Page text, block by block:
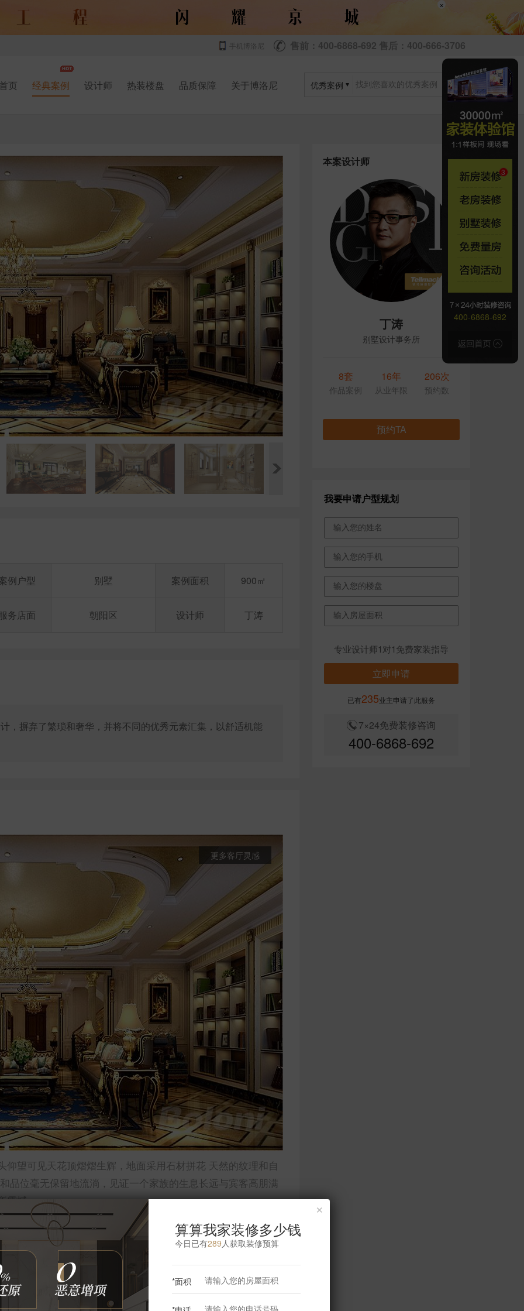
×
手机博洛尼 售前：400-6868-692 售后：400-666-3706
页 经典案例 设计师 热装楼盘 品质保障 关于博洛尼 优秀案例
点击浏览下一张
例户型
务店面
别墅
朝阳区
案例面积
设计师
900㎡
丁涛
，摒弃了繁琐和奢华，并将不同的优秀元素汇集，以舒适机能
更多客厅灵感
望可见天花顶熠熠生辉，地面采用石材拼花 天然的纹理和自
品位毫无保留地流淌，见证一个家族的生息长远与宾客高朋满
撼。
本案设计师
丁涛
别墅设计事务所
206次
预约数
16年
从业年限
8套
作品案例
预约TA
我要申请户型规划
专业设计师1对1免费家装指导
立即申请
已有235业主申请了此服务
7×24免费装修咨询
400-6868-692
400-6868-692
×
算算我家装修多少钱
今日已有289 人获取装修预算
*面积